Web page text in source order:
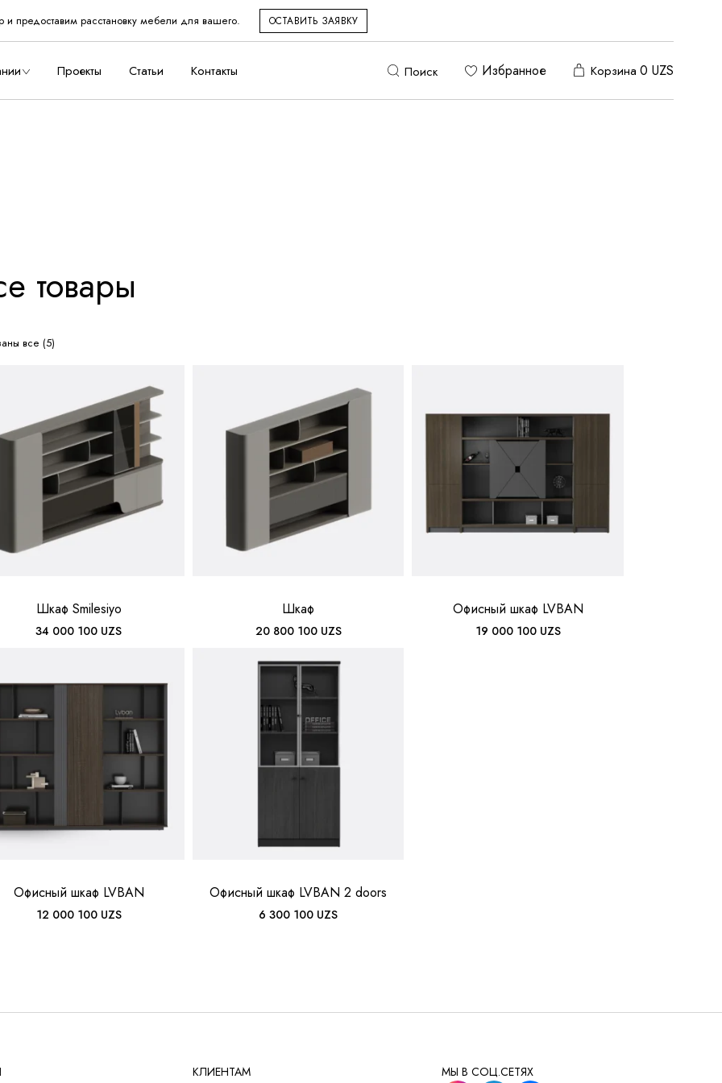
и предоставим расстановку мебели для вашего. ОСТАВИТЬ ЗАЯВКУ
Проекты Статьи Контакты Поиск Избранное Корзина 0 UZS
товары
все (5)
Шкаф Smilesiyo
34 000 100 UZS
Шкаф
20 800 100 UZS
Офисный шкаф LVBAN
19 000 100 UZS
Офисный шкаф LVBAN
12 000 100 UZS
Офисный шкаф LVBAN 2 doors
6 300 100 UZS
КЛИЕНТАМ МЫ В СОЦ.СЕТЯХ